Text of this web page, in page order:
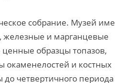
собрание. Музей
железные и марганцевые
образцы топазов,
окаменелостей и костных
до четвертичного периода